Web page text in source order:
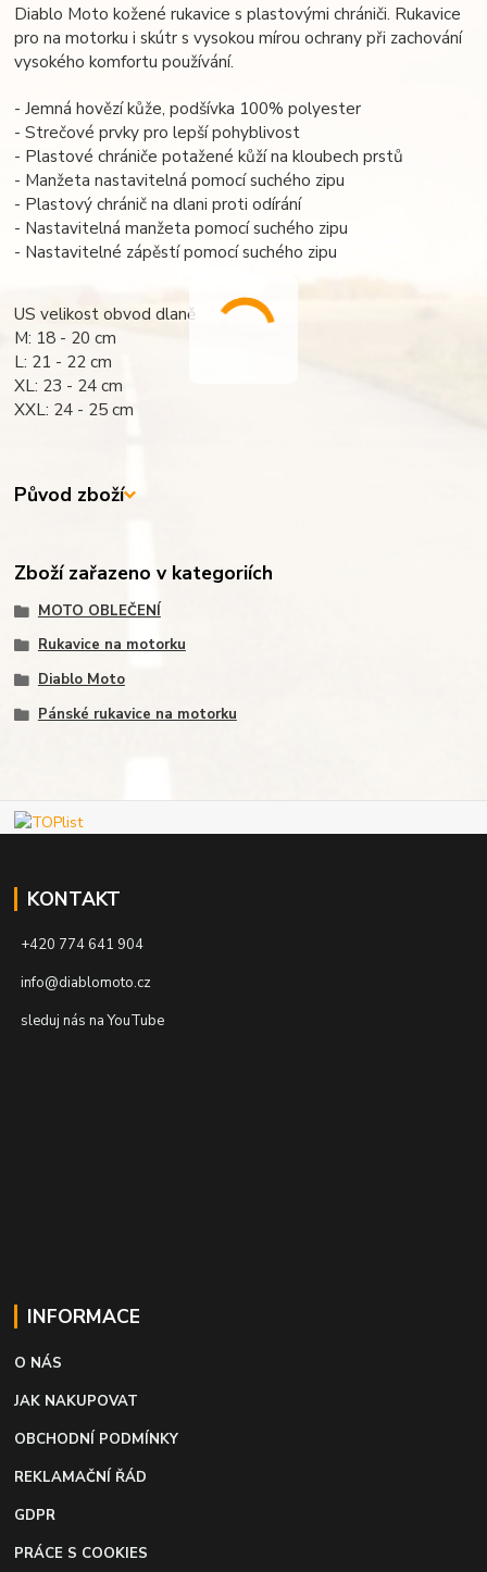
Diablo Moto kožené rukavice s plastovými chrániči. Rukavice
pro na motorku i skútr s vysokou mírou ochrany při zachování
vysokého komfortu používání.
- Jemná hovězí kůže, podšívka 100% polyester
- Strečové prvky pro lepší pohyblivost
- Plastové chrániče potažené kůží na kloubech prstů
- Manžeta nastavitelná pomocí suchého zipu
- Plastový chránič na dlani proti odírání
- Nastavitelná manžeta pomocí suchého zipu
- Nastavitelné zápěstí pomocí suchého zipu
US velikost obvod dlaně
M: 18 - 20 cm
L: 21 - 22 cm
XL: 23 - 24 cm
XXL: 24 - 25 cm
Původ zboží
Zboží zařazeno v kategoriích
MOTO OBLEČENÍ
Rukavice na motorku
Diablo Moto
Pánské rukavice na motorku
KONTAKT
+420 774 641 904
info@diablomoto.cz
sleduj nás na YouTube
INFORMACE
O NÁS
JAK NAKUPOVAT
OBCHODNÍ PODMÍNKY
REKLAMAČNÍ ŘÁD
GDPR
PRÁCE S COOKIES